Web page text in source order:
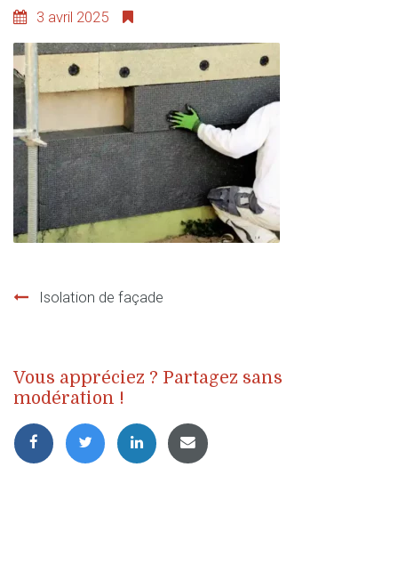
3 avril 2025
l’article
Isolation de façade
Vous appréciez ? Partagez sans
modération !